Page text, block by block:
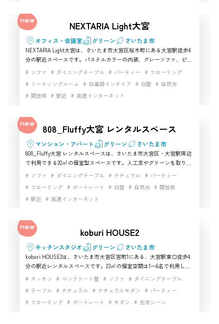
NEXTARIA Light大宮
オフィス・会議室 グリーン さいたま市
NEXTARIA Light大宮は、さいたま市大宮区桜木町にある大宮駅徒歩4
分の駅近スペースです。パステルカラーの内装、グレーソファ、ピン
クチェア、100インチスクリーンを備え、女子会や推し会、SNS用の
ウススタジオとしても、可愛い雰囲気を活かせる撮影スタジオとして
もおすすめです。
ソファ ダイニングテーブル パーティー
フローリング
ミーティングルーム
白基調インテリア 白壁
自然光
開放感
駅近 高速インターネット
808_Fluffy大宮 レンタルスペース
マンション・アパート グリーン さいたま市
808_Fluffy大宮 レンタルスペースは、さいたま市大宮区・大宮駅周辺
で利用できる20㎡の個室型スペースです。人工芝やグリーンを取り入
れた室内は、屋外風・ピクニック風の撮影シーンを作りやすく、さい
レビ、Blu-ray/DVDプレーヤー、Bluetoothスピーカーなども揃い、少
人数の撮影スタジオ利用やYouTube撮影、商品撮影、SNS用撮影にも
ソファ ダイニングテーブル ナチュラル
パーティー
フローリング
ポートレート 白壁 自然光
開放感
駅近
高速インターネット
koburi HOUSE2
キッチンスタジオ グリーン さいたま市
koburi HOUSE2は、さいたま市大宮区宮町1にある、大宮駅東口徒歩4
分の駅近レンタルスペースです。23㎡の個室空間は1〜6名で利用しや
すく、カフェ風・ナチュラル・アンティーク調の雰囲気を活かしたハ
YouTube撮影、コスプレ撮影、ライブ配信などの撮影スタジオ利用に
も対応。さいたま市で少人数向けのハウススタジオや撮影スタジオを
キッチン コンクリート壁 ソファ
ダイニングテーブル
テーブル
ナチュラル ナチュラルモダン
パーティー
フローリング
ポートレート モダン
生活シーン